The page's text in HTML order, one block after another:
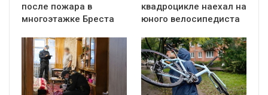
после пожара в
многоэтажке Бреста
квадроцикле наехал на
юного велосипедиста